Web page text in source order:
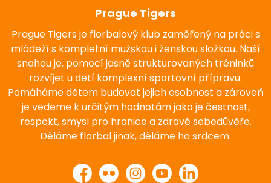
Prague Tigers
Prague Tigers je florbalový klub zaměřený na práci s
mládeží s kompletní mužskou i ženskou složkou. Naší
snahou je, pomocí jasně strukturovaných tréninků
rozvíjet u dětí komplexní sportovní přípravu.
Pomáháme dětem budovat jejich osobnost a zároveň
je vedeme k určitým hodnotám jako je čestnost,
respekt, smysl pro hranice a zdravé sebedůvěře.
Děláme florbal jinak, děláme ho srdcem.
Facebook
Flickr InstagramYouTubeLinkedIn